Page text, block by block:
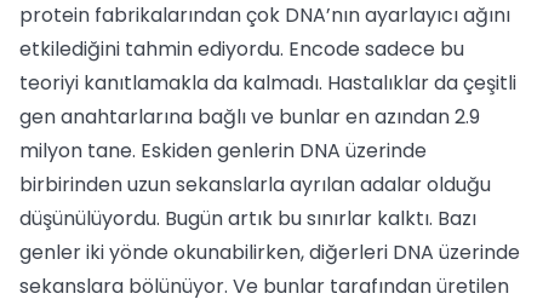
protein fabrikalarından çok DNA’nın ayarlayıcı ağını
etkilediğini tahmin ediyordu. Encode sadece bu
teoriyi kanıtlamakla da kalmadı. Hastalıklar da çeşitli
gen anahtarlarına bağlı ve bunlar en azından 2.9
milyon tane. Eskiden genlerin DNA üzerinde
birbirinden uzun sekanslarla ayrılan adalar olduğu
düşünülüyordu. Bugün artık bu sınırlar kalktı. Bazı
genler iki yönde okunabilirken, diğerleri DNA üzerinde
sekanslara bölünüyor. Ve bunlar tarafından üretilen